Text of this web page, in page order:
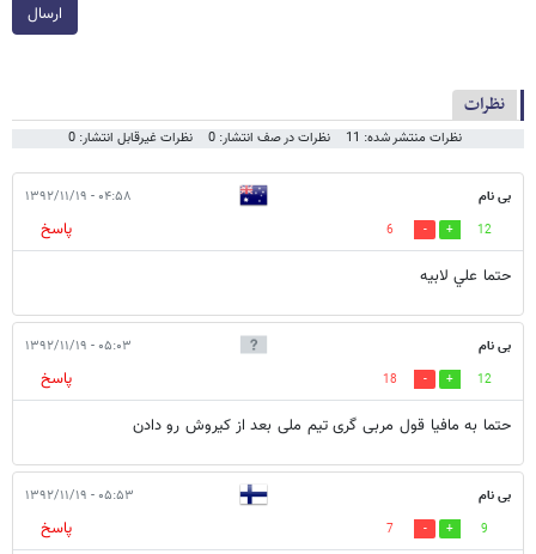
ارسال
نظرات
نظرات منتشر شده: 11 نظرات در صف انتشار: 0 نظرات غیرقابل انتشار: 0
بی نام ۰۴:۵۸ - ۱۳۹۲/۱۱/۱۹
12
6
پاسخ
حتما علي لابيه
بی نام ۰۵:۰۳ - ۱۳۹۲/۱۱/۱۹
12
18
پاسخ
حتما به مافیا قول مربی گری تیم ملی بعد از کیروش رو دادن
بی نام ۰۵:۵۳ - ۱۳۹۲/۱۱/۱۹
9
7 پاسخ